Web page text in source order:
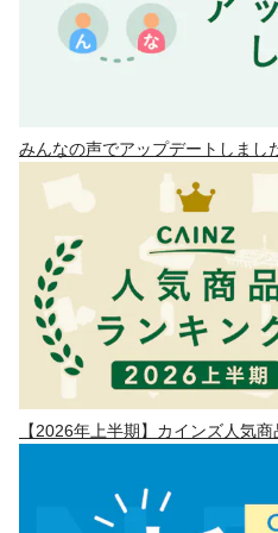
みんなの声でアップデートしまし
【2026年上半期】カインズ人気